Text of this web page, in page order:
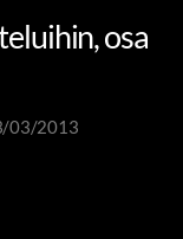
osa
03/2013